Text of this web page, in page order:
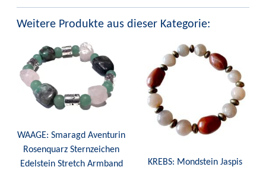
Weitere Produkte aus dieser Kategorie:
WAAGE: Smaragd Aventurin
Rosenquarz Sternzeichen
Edelstein Stretch Armband
KREBS: Mondstein Jaspis